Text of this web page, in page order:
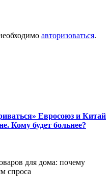
авторизоваться.
Евросоюз и Китай
Кому будет больнее?